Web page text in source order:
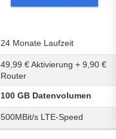
24 Monate Laufzeit
49,99 € Aktivierung + 9,90 €
Router
100 GB Datenvolumen
500MBit/s LTE-Speed